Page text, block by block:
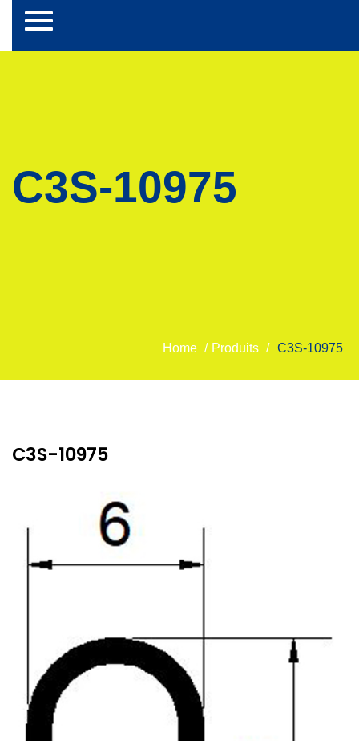
Toggle navigation
C3S-10975
Home / Produits / C3S-10975
C3S-10975